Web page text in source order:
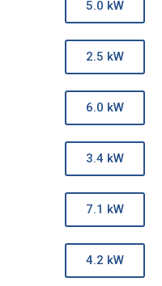
5.0 kW
2.5 kW
6.0 kW
3.4 kW
7.1 kW
4.2 kW